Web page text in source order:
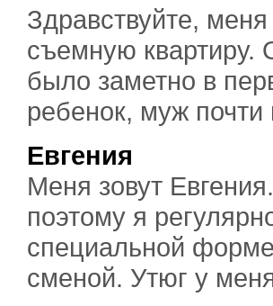
Здравствуйте,
съемную квартиру.
было заметно в
ребенок, муж
Евгения
Меня зовут
поэтому я
специальной
сменой. Утюг у